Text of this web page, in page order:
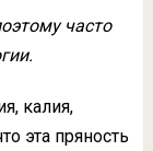
часто
калия,
эта пряность